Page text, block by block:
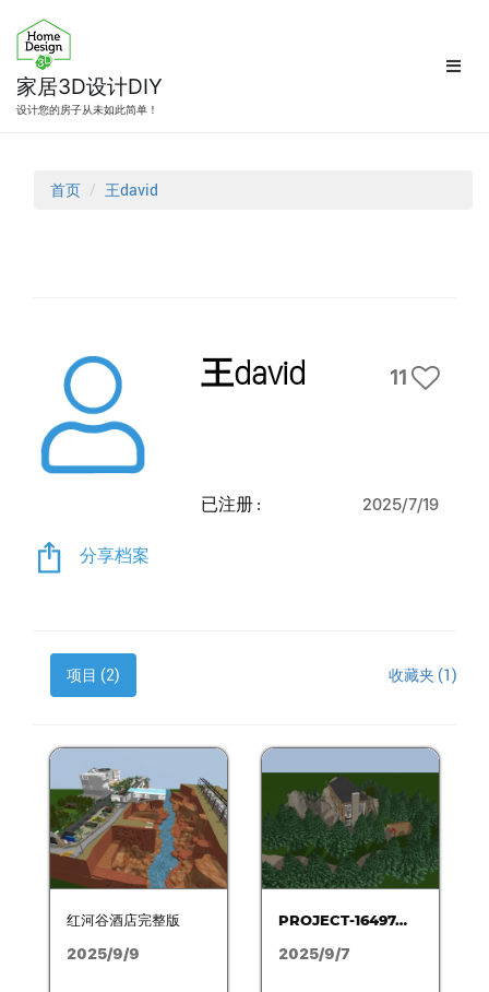
家居3D设计DIY
设计您的房子从未如此简单！
首页 王david
王david 11
已注册 : 2025/7/19
分享档案
项目 (2) 收藏夹 (1)
红河谷酒店完整版
2025/9/9
PROJECT-16497…
2025/9/7